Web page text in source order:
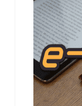
Parafia